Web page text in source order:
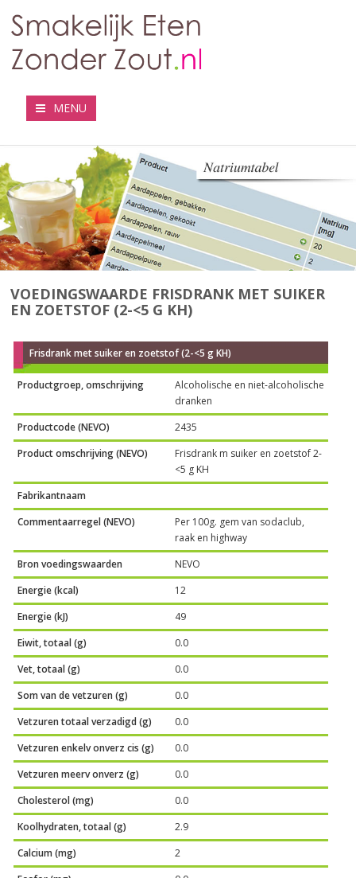
MENU
VOEDINGSWAARDE FRISDRANK MET SUIKER
EN ZOETSTOF (2-<5 G KH)
Frisdrank met suiker en zoetstof (2-<5 g KH)
Productgroep, omschrijving
Alcoholische en niet-alcoholische
dranken
Productcode (NEVO)
2435
Product omschrijving (NEVO)
Frisdrank m suiker en zoetstof 2-
<5 g KH
Fabrikantnaam
Commentaarregel (NEVO)
Per 100g. gem van sodaclub,
raak en highway
Bron voedingswaarden
NEVO
Energie (kcal)
12
Energie (kJ)
49
Eiwit, totaal (g)
0.0
Vet, totaal (g)
0.0
Som van de vetzuren (g)
0.0
Vetzuren totaal verzadigd (g)
0.0
Vetzuren enkelv onverz cis (g)
0.0
Vetzuren meerv onverz (g)
0.0
Cholesterol (mg)
0.0
Koolhydraten, totaal (g)
2.9
Calcium (mg)
2